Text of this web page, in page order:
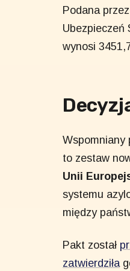
Podana
Ubezpieczeń
wynosi
Wspomniany
to zestaw
Unii
systemu
między
Pakt został
zatwierdziła